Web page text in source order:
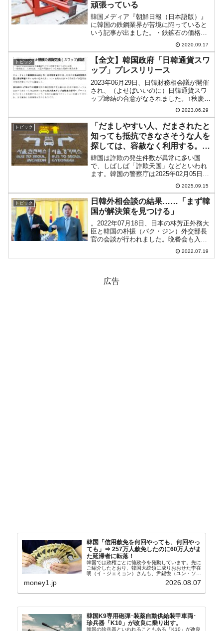
頑張っている
韓国メディア『朝鮮日報（日本語版）』
に韓国の鉄鋼業界が苦境に陥っていると
いう記事が出ました。・鉄鉱石の価格が
急上昇している・自動車・造船などお得
意様が不景気で需用不足・日本製品の低
価格攻勢で売れないの三重苦だというの
です。確かにここ最近の鉄...
2020.09.17
トピック
【全文】韓国政府「日韓通貨スワ
ップ」プレスリリース
2023年06月29日、日韓財務相会議が開催
され、（よせばいいのに）日韓通貨スワ
ップ締結の合意がなされました。↑秋慶鎬
（チュ・ギョンホ）長官は満面の笑みで
す。↑韓国を出国するときの秋慶鎬（チ
ュ・ギョンホ）長官。契約金額：100億ド
ル規模契約...
2023.06.29
トピック
「だましやすい人、だまされたと
知っても抵抗できなさそうな人を
探しては、容赦なく利用する。そ
うした韓国人の感覚には今も正
直、呆れてしまう」
韓国は詐欺の発生件数が異常に多い国
で、しばしば「詐欺天国」などといわれ
ます。韓国の警察庁は2025年02月05日、
「2024年第4四半期の犯罪件数」につい
てのデータを公表しています。韓国の
2024年の詐欺事件発生件数は「42万
9,949件」...
2025.09.15
トピック
日韓外相会談の結果……「まず韓
国が解決策を見つける」
。2022年07月18日、日本の林芳正外務大
臣と韓国の朴振（パク・ジン）外交部長
官の会談が行われました。晩餐会も入れ
て約2時間半の会議が行われましたが、結
果はどうなったのかといいますと、まず
2022.07.19
広告
韓国「信用赦免を何回やっても、何回やっ
ても」⇒ 257万人赦免したのに60万人がま
た延滞者に転落！
韓国では政権ごとに徳政令を発動しています。先に
ご紹介したとおり、韓国大統領に成りおおせた李在
明（イ・ジェミョン）さんも、尹錫悦（ユン・ソギ
バンクにして不良債権の買い取りを行い、分割償還
money1.jp 2026.08.07
韓国K9専用砲弾･装薬自動供給装甲車両･
珍兵器「K10」が改良に乗り出す。
韓国の珍兵器といわれることもある「K10」が改良